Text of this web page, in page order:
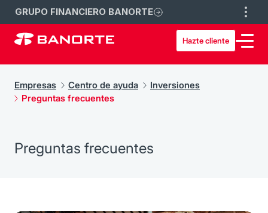
GRUPO FINANCIERO BANORTE
Hazte cliente
Empresas Centro de ayuda
Inversiones
Preguntas frecuentes
Preguntas frecuentes